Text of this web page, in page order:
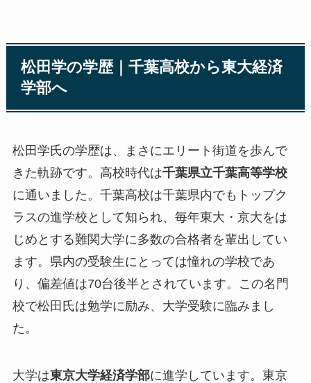
松田学の学歴｜千葉高校から東大経済
学部へ
松田学氏の学歴は、まさにエリート街道を歩んで
きた軌跡です。高校時代は千葉県立千葉高等学校
に通いました。千葉高校は千葉県内でもトップク
ラスの進学校として知られ、毎年東大・京大をは
じめとする難関大学に多数の合格者を輩出してい
ます。県内の受験生にとっては憧れの学校であ
り、偏差値は70台後半とされています。この名門
校で松田氏は勉学に励み、大学受験に臨みまし
た。
大学は東京大学経済学部に進学しています。東京